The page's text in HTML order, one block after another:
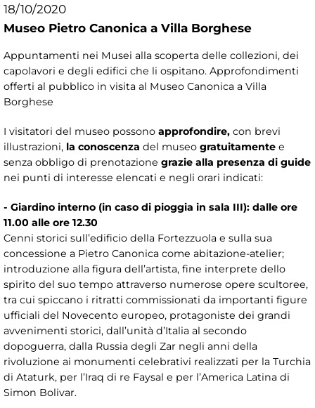
18/10/2020
Museo Pietro Canonica a Villa Borghese
Appuntamenti nei Musei alla scoperta delle collezioni, dei
capolavori e degli edifici che li ospitano. Approfondimenti
offerti al pubblico in visita al Museo Canonica a Villa
Borghese
I visitatori del museo possono approfondire, con brevi
illustrazioni, la conoscenza del museo gratuitamente e
senza obbligo di prenotazione grazie alla presenza di guide
nei punti di interesse elencati e negli orari indicati:
- Giardino interno (in caso di pioggia in sala III): dalle ore
11.00 alle ore 12.30
Cenni storici sull’edificio della Fortezzuola e sulla sua
concessione a Pietro Canonica come abitazione-atelier;
introduzione alla figura dell’artista, fine interprete dello
spirito del suo tempo attraverso numerose opere scultoree,
tra cui spiccano i ritratti commissionati da importanti figure
ufficiali del Novecento europeo, protagoniste dei grandi
avvenimenti storici, dall’unità d’Italia al secondo
dopoguerra, dalla Russia degli Zar negli anni della
rivoluzione ai monumenti celebrativi realizzati per la Turchia
di Ataturk, per l’Iraq di re Faysal e per l’America Latina di
Simon Bolivar.